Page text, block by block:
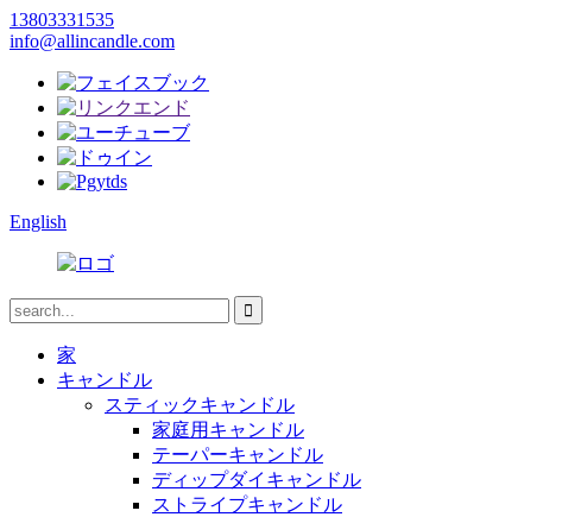
13803331535
info@allincandle.com
English
家
キャンドル
スティックキャンドル
家庭用キャンドル
テーパーキャンドル
ディップダイキャンドル
ストライプキャンドル